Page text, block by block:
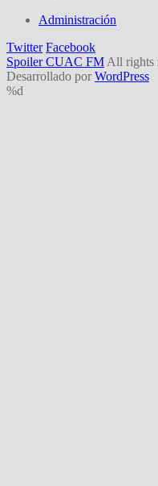
Administración
Twitter Facebook
Spoiler CUAC FM All rights
Desarrollado por WordPress
%d